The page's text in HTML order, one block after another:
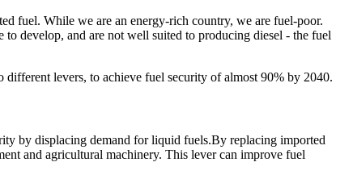
fuel. While we are an energy-rich country, we are fuel-poor.
develop, and are not well suited to producing diesel - the fuel
by displacing demand for liquid fuels.By replacing imported
and agricultural machinery. This lever can improve fuel